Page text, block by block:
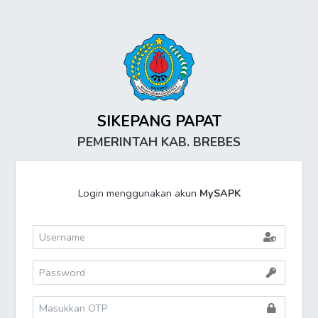
SIKEPANG PAPAT
PEMERINTAH KAB. BREBES
Login menggunakan akun MySAPK